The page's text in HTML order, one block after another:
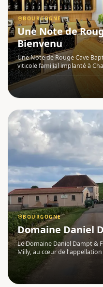
BOURGOGNE
Une Note de
Bienvenu
Une Note de Rouge Cave
viticole familial implanté à
Bourgogne . Depuis 1604,
Bienvenu exploite de père
BOURGOGNE
Domaine Daniel
Le Domaine Daniel Dampt &
Milly, au cœur de l'appellation
nord de la Bourgogne
régularité de ses